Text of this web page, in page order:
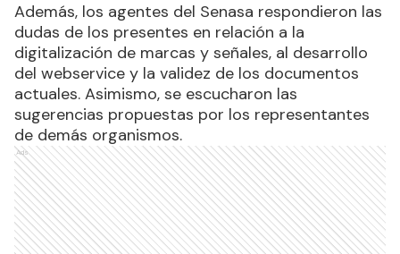
Además, los agentes del Senasa respondieron las
dudas de los presentes en relación a la
digitalización de marcas y señales, al desarrollo
del webservice y la validez de los documentos
actuales. Asimismo, se escucharon las
sugerencias propuestas por los representantes
de demás organismos.
Ads